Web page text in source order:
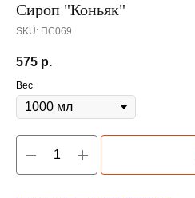
Сироп "Коньяк"
SKU: ПС069
575 р.
Вес